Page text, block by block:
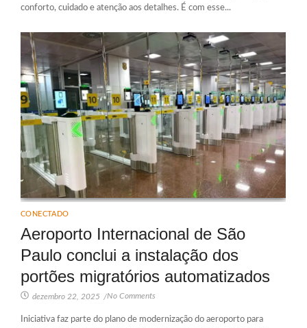
conforto, cuidado e atenção aos detalhes. É com esse...
CONECTADO
Aeroporto Internacional de São
Paulo conclui a instalação dos
portões migratórios automatizados
dezembro 22, 2025 /No Comments
Iniciativa faz parte do plano de modernização do aeroporto para